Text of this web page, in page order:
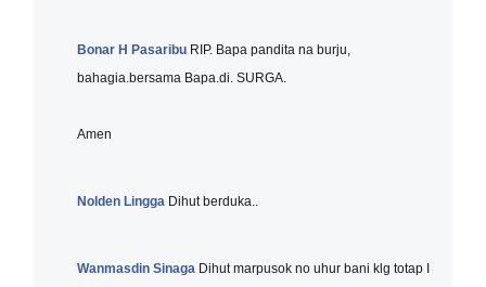
Bonar H Pasaribu RIP. Bapa pandita na burju,
bahagia.bersama Bapa.di. SURGA.
Amen
Nolden Lingga Dihut berduka..
Wanmasdin Sinaga Dihut marpusok no uhur bani klg totap I